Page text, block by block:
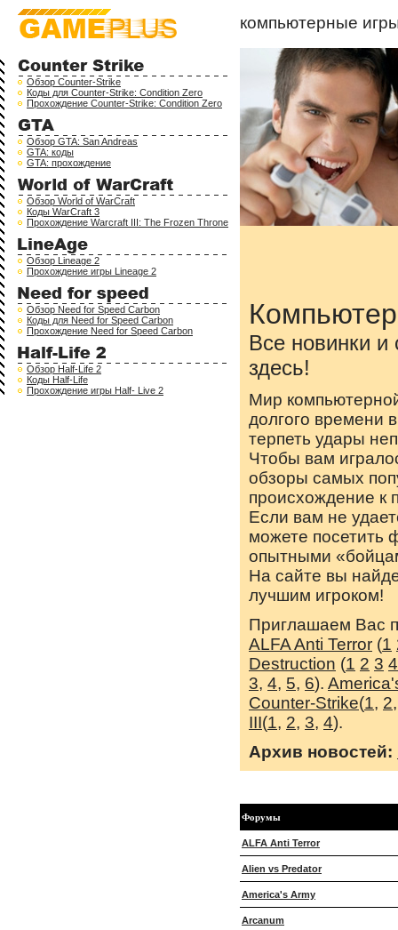
Обзор Counter-Strike
Коды для Counter-Strike: Condition Zero
Прохождение Counter-Strike: Condition Zero
Обзор GTA: San Andreas
GTA: коды
GTA: прохождение
Обзор World of WarCraft
Коды WarCraft 3
Прохождение Warcraft III: The Frozen Throne
Обзор Lineage 2
Прохождение игры Lineage 2
Обзор Need for Speed Carbon
Коды для Need for Speed Carbon
Прохождение Need for Speed Carbon
Обзор Half-Life 2
Коды Half-Life
Прохождение игры Half- Live 2
компьютерные
Все новинки и
здесь!
Мир
долгого времени
терпеть удары
Чтобы вам
обзоры самых
происхождение к
Если вам не
можете посетить
опытными
На сайте вы
лучшим игроком!
Приглашаем Вас
ALFA Anti Terror (1
Destruction (1 2 3 4
3, 4, 5, 6).
Counter-Strike(1, 2
III(1, 2, 3, 4).
Архив новостей:
Форумы
ALFA Anti Terror
Alien vs Predator
America's Army
Arcanum